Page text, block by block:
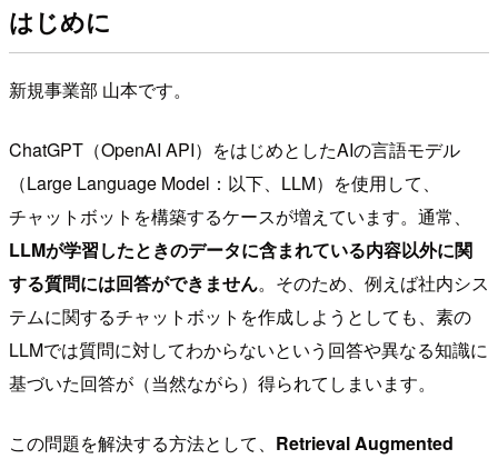
はじめに
新規事業部 山本です。
ChatGPT（OpenAI API）をはじめとしたAIの言語モデル
（Large Language Model：以下、LLM）を使用して、
チャットボットを構築するケースが増えています。通常、
LLMが学習したときのデータに含まれている内容以外に関
する質問には回答ができません。そのため、例えば社内シス
テムに関するチャットボットを作成しようとしても、素の
LLMでは質問に対してわからないという回答や異なる知識に
基づいた回答が（当然ながら）得られてしまいます。
この問題を解決する方法として、 Retrieval Augmented